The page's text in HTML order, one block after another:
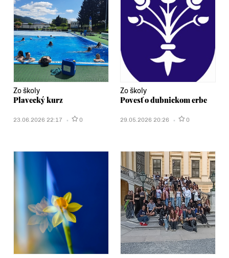
Zo školy
Plavecký kurz
23.06.2026 22:17 0
Zo školy
Povesť o dubnickom erbe
29.05.2026 20:26 0